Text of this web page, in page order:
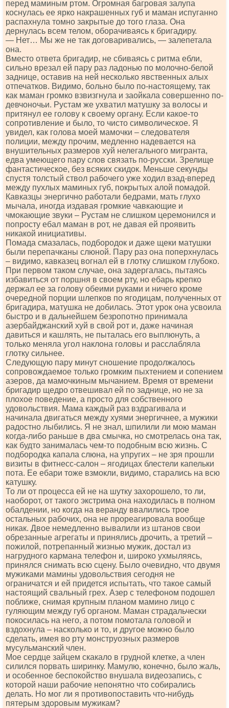
перед маминым ртом. Огромная багровая залупа
коснулась ее ярко накрашенных губ и маман испуганно
распахнула томно закрытые до того глаза. Она
дернулась всем телом, оборачиваясь к бригадиру.
— Нет… Мы же не так договаривались, — залепетала
она.
Вместо ответа бригадир, не сбиваясь с ритма ебли,
сильно врезал ей пару раз ладонью по молочно-белой
заднице, оставив на ней несколько явственных алых
отпечатков. Видимо, больно было по-настоящему, так
как маман громко взвизгнула и заойкала совершенно по-
девчоночьи. Рустам же ухватил матушку за волосы и
притянул ее голову к своему органу. Если какое-то
сопротивление и было, то чисто символическое. Я
увидел, как голова моей мамочки – следователя
полиции, между прочим, медленно надевается на
внушительных размеров хуй нелегального мигранта,
едва умеющего пару слов связать по-русски. Зрелище
фантастическое, без всяких скидок. Меньше секунды
спустя толстый ствол рабочего уже ходил взад-вперед
между пухлых маминых губ, покрытых алой помадой.
Кавказцы энергично работали бедрами, мать глухо
мычала, иногда издавая громкие чавкающие и
чмокающие звуки – Рустам не слишком церемонился и
попросту ебал маман в рот, не давая ей проявить
никакой инициативы.
Помада смазалась, подбородок и даже щеки матушки
были перепачканы слюной. Пару раз она поперхнулась
– видимо, кавказец вогнал ей в глотку слишком глубоко.
При первом таком случае, она задергалась, пытаясь
избавиться от поршня в своем рту, но ебарь крепко
держал ее за голову обеими руками и ничего кроме
очередной порции шлепков по ягодицам, полученных от
бригадира, матушка не добилась. Этот урок она усвоила
быстро и в дальнейшем безропотно принимала
азербайджанский хуй в свой рот и, даже начиная
давиться и кашлять, не пыталась его выплюнуть, а
только меняла угол наклона головы и расслабляла
глотку сильнее.
Следующую пару минут сношение продолжалось
сопровождаемое только громким пыхтением и сопением
азеров, да мамочкиным мычанием. Время от времени
бригадир щедро отвешивал ей по заднице, но не за
плохое поведение, а просто для собственного
удовольствия. Мама каждый раз вздрагивала и
начинала двигаться между хуями энергичнее, а мужики
радостно лыбились. Я не знал, шпилили ли мою маман
когда-либо раньше в два смычка, но смотрелась она так,
как будто занималась чем-то подобным всю жизнь. С
подбородка капала слюна, на упругих – не зря прошли
визиты в фитнесс-салон – ягодицах блестели капельки
пота. Ее ебари тоже взмокли, видимо, старались на всю
катушку.
То ли от процесса ей не на шутку захорошело, то ли,
наоборот, от такого экстрима она находилась в полном
обалдении, но когда на веранду ввалились трое
остальных рабочих, она не прореагировала вообще
никак. Двое немедленно вывалили из штанов свои
обрезанные агрегаты и принялись дрочить, а третий –
пожилой, потрепанный жизнью мужик, достал из
нагрудного кармана телефон и, широко ухмыляясь,
принялся снимать всю сцену. Было очевидно, что двумя
мужиками мамины удовольствия сегодня не
ограничатся и ей придется испытать, что такое самый
настоящий свальный грех. Азер с телефоном подошел
поближе, снимая крупным планом мамино лицо с
гуляющим между губ органом. Маман страдальчески
покосилась на него, а потом помотала головой и
вздохнула – насколько и то, и другое можно было
сделать, имея во рту монструозных размеров
мусульманский член.
Мое сердце зайцем скакало в грудной клетке, а член
силился порвать ширинку. Мамулю, конечно, было жаль,
и особенное беспокойство внушала видеозапись, с
которой наши рабочие непонятно что собирались
делать. Но мог ли я противопоставить что-нибудь
пятерым здоровым мужикам?